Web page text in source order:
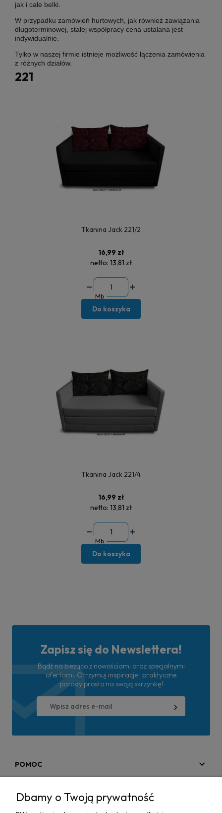
jak i całe belki.
W przypadku zamówień hurtowych, jak również zawiązania
długoterminowej, stałej współpracy cena ustalana jest
indywidualnie.
Tylko w naszej firmie istnieje możliwość łączenia zamówienia
z różnych działów.
221
Tkanina Jack 221/2
16,99 zł
netto: 13,81 zł
Mb
Do koszyka
Tkanina Jack 221/4
16,99 zł
netto: 13,81 zł
Mb
Do koszyka
Zapisz się do Newslettera!
Bądź na bieżąco z nowościami oraz specjalnymi
ofertami. Otrzymuj inspiracje i praktyczne
porady prosto na swoją skrzynkę!
POMOC
Dbamy o Twoją prywatność